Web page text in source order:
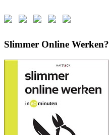
Slimmer Online Werken?